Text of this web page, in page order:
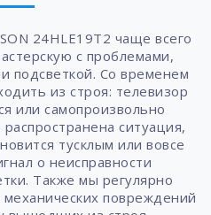
24HLE19T2 чаще всего
с проблемами,
подсветкой. Со временем
из строя: телевизор
или самопроизвольно
ситуация,
тусклым или вовсе
о неисправности
Также мы регулярно
повреждений